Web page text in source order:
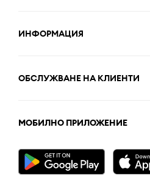
ИНФОРМАЦИЯ
ОБСЛУЖВАНЕ НА КЛИЕНТИ
МОБИЛНО ПРИЛОЖЕНИЕ